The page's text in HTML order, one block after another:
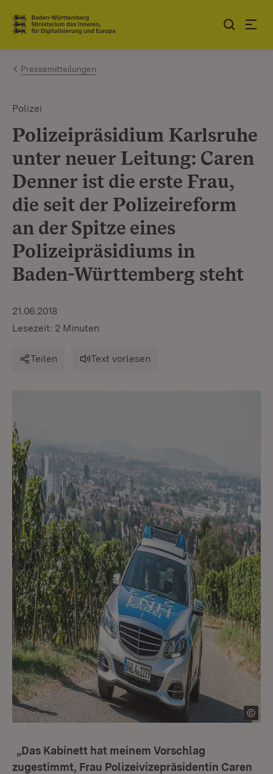
Zum Inhalt springen
Link zur Startseite
Pressemitteilungen
Polizei
Polizeipräsidium Karlsruhe
unter neuer Leitung: Caren
Denner ist die erste Frau,
die seit der Polizeireform
an der Spitze eines
Polizeipräsidiums in
Baden-Württemberg steht
21.06.2018
Lesezeit: 2 Minuten
Teilen Text vorlesen
„Das Kabinett hat meinem Vorschlag
zugestimmt, Frau Polizeivizepräsidentin Caren